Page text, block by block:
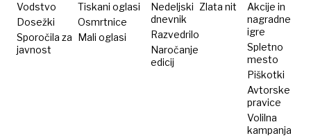
Vodstvo
Dosežki
Sporočila za
javnost
Tiskani oglasi
Osmrtnice
Mali oglasi
Nedeljski
dnevnik
Razvedrilo
Naročanje
edicij
Zlata nit
Akcije in
nagradne
igre
Spletno
mesto
Piškotki
Avtorske
pravice
Volilna
kampanja